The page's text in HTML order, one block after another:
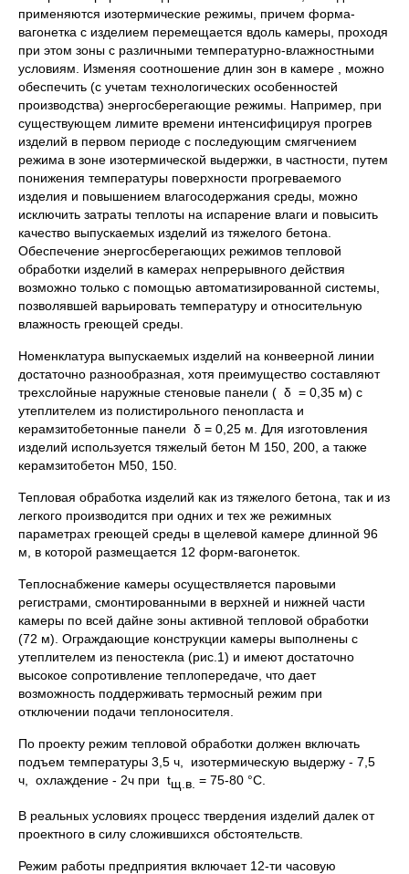
применяются изотермические режимы, причем форма-
вагонетка с изделием перемещается вдоль камеры, проходя
при этом зоны с различными температурно-влажностными
условиям. Изменяя соотношение длин зон в камере , можно
обеспечить (с учетам технологических особенностей
производства) энергосберегающие режимы. Например, при
существующем лимите времени интенсифицируя прогрев
изделий в первом периоде с последующим смягчением
режима в зоне изотермической выдержки, в частности, путем
понижения температуры поверхности прогреваемого
изделия и повышением влагосодержания среды, можно
исключить затраты теплоты на испарение влаги и повысить
качество выпускаемых изделий из тяжелого бетона.
Обеспечение энергосберегающих режимов тепловой
обработки изделий в камерах непрерывного действия
возможно только с помощью автоматизированной системы,
позволявшей варьировать тем­пературу и относительную
влажность греющей среды.
Номенклатура выпускаемых изделий на конвеерной линии
достаточ­но разнообразная, хотя преимущество составляют
трехслойные наруж­ные стеновые панели ( δ = 0,35 м) с
утеплителем из полистирольного пенопласта и
керамзитобетонные панели δ = 0,25 м. Для изго­товления
изделий используется тяжелый бетон М 150, 200, а также
керамзитобетон М50, 150.
Тепловая обработка изделий как из тяжелого бетона, так и из
легкого производится при одних и тех же режимных
параметрах греющей среды в щелевой камере длинной 96
м, в которой размещается 12 форм-вагонеток.
Теплоснабжение камеры осуществляется паровыми
регистрами, смонтированными в верхней и нижней части
камеры по всей дайне зоны активной тепловой обработки
(72 м). Ограждающие конструкции камеры выполнены с
утеплителем из пеностекла (рис.1) и имеют достаточно
высокое сопротивление теплопередаче, что дает
возможность поддержи­вать термосный режим при
отключении подачи теплоносителя.
По проекту режим тепловой обработки должен включать
подъем температуры 3,5 ч, изотермическую выдержу - 7,5
ч, охлаждение - 2ч при tщ.в. = 75-80 °С.
В реальных условиях процесс твердения изделий далек от
проектного в силу сложившихся обстоятельств.
Режим работы предприятия включает 12-ти часовую